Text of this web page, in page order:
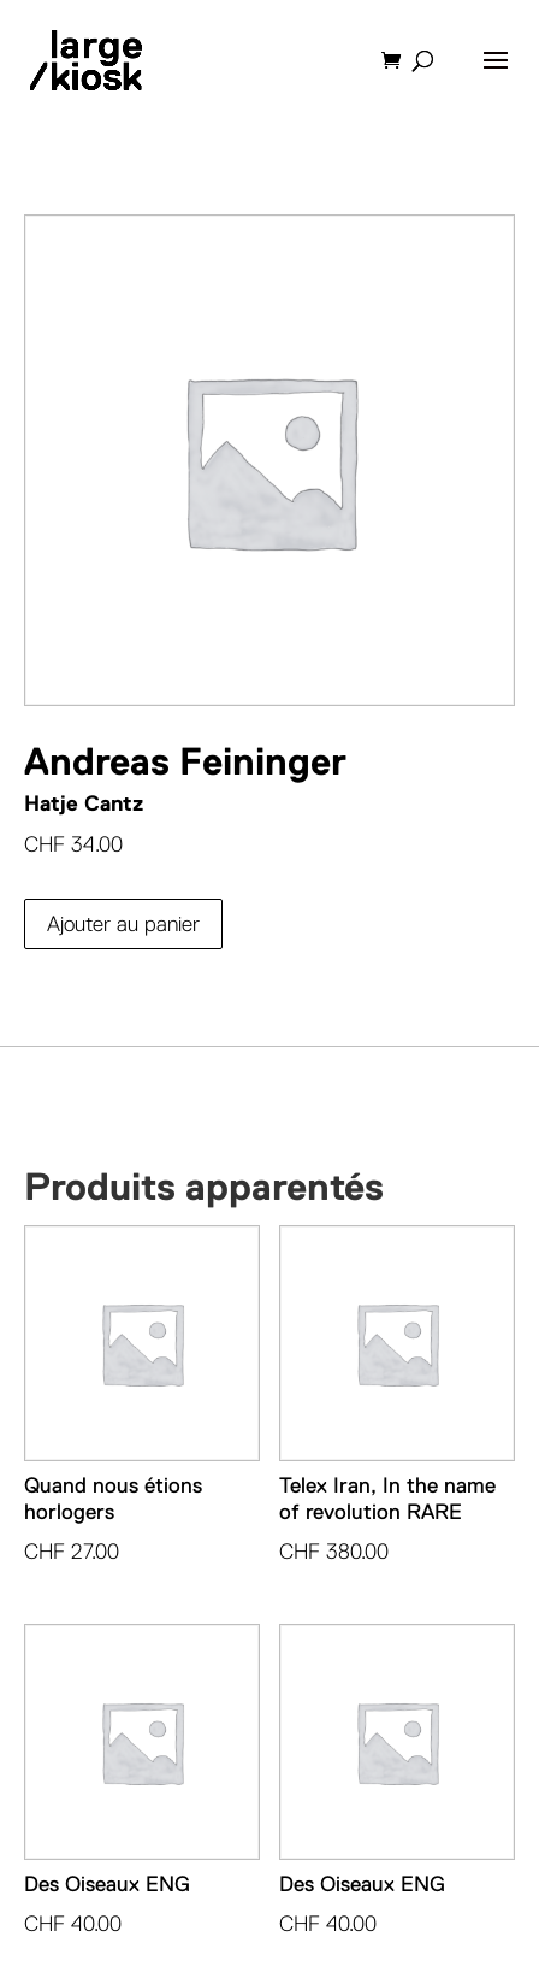
Andreas Feininger
Hatje Cantz
CHF 34.00
Ajouter au panier
Produits apparentés
Quand nous étions
horlogers
CHF 27.00
Telex Iran, In the name
of revolution RARE
CHF 380.00
Des Oiseaux ENG
CHF 40.00
Des Oiseaux ENG
CHF 40.00